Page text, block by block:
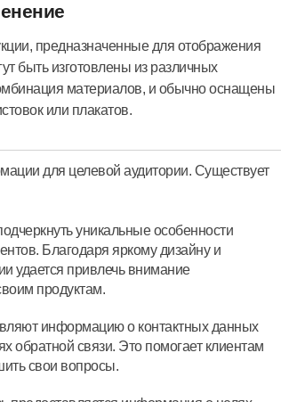
предназначенные для отображения
быть изготовлены из различных
материалов, и обычно оснащены
или плакатов.
для целевой аудитории. Существует
уникальные особенности
Благодаря яркому дизайну и
удается привлечь внимание
продуктам.
информацию о контактных данных
обратной связи. Это помогает клиентам
свои вопросы.